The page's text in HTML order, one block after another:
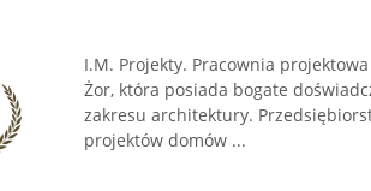
I.M. Projekty. Pracownia
Żor, która posiada bogate
zakresu architektury.
projektów domów ...